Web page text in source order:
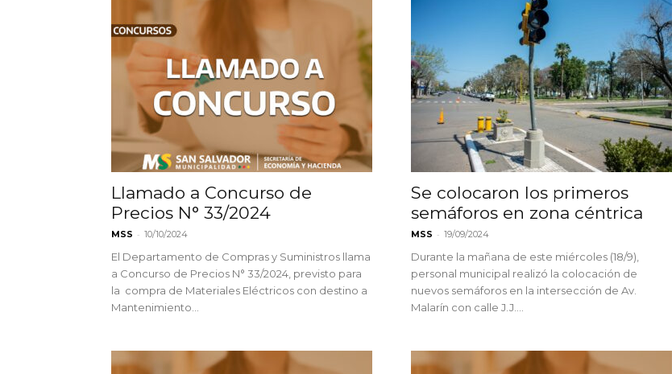
Llamado a Concurso de
Precios N° 33/2024
MSS - 10/10/2024
El Departamento de Compras y Suministros llama
a Concurso de Precios N° 33/2024, previsto para
la compra de Materiales Eléctricos con destino a
Mantenimiento...
Se colocaron los primeros
semáforos en zona céntrica
MSS - 19/09/2024
Durante la mañana de este miércoles (18/9),
personal municipal realizó la colocación de
nuevos semáforos en la intersección de Av.
Malarín con calle J.J....